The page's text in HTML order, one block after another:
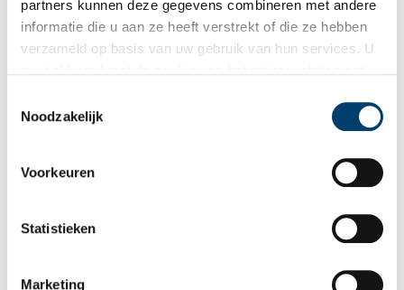
partners kunnen deze gegevens combineren met andere
informatie die u aan ze heeft verstrekt of die ze hebben
verzameld op basis van uw gebruik van hun services. U
Noodzakelijk
Voorkeuren
Statistieken
Marketing
Bekijk meer video's
Tien verdwenen pretparken